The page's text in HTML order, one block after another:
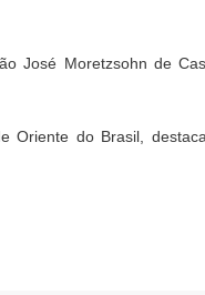
José Moretzsohn de
Oriente do Brasil,